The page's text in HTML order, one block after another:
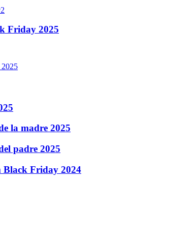
Friday 2025
la madre 2025
padre 2025
Black Friday 2024